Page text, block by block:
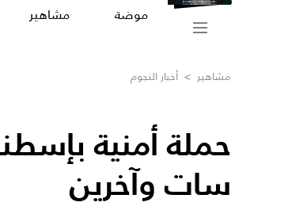
موضة مشاهير
مشاهير > أخبار النجوم
حملة أمنية
سات وآخرين